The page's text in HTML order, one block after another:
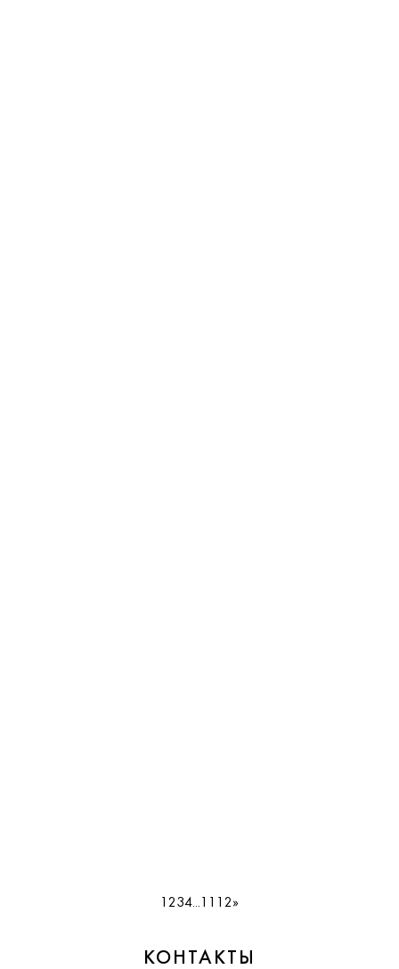
234... 12»
КОНТАКТЫ